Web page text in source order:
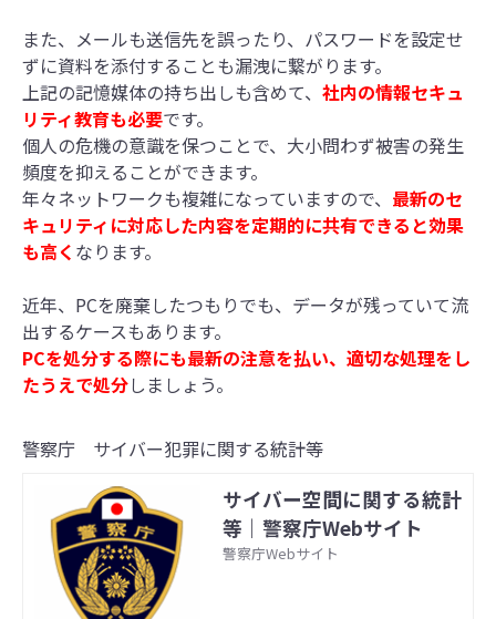
また、メールも送信先を誤ったり、パスワードを設定せ
ずに資料を添付することも漏洩に繋がります。
上記の記憶媒体の持ち出しも含めて、 社内の情報セキュ
リティ教育も必要です。
個人の危機の意識を保つことで、大小問わず被害の発生
頻度を抑えることができます。
年々ネットワークも複雑になっていますので、 最新のセ
キュリティに対応した内容を定期的に共有できると効果
も高く なります。
近年、PCを廃棄したつもりでも、データが残っていて流
出するケースもあります。
PCを処分する際にも最新の注意を払い、適切な処理をし
たうえで処分しましょう。
警察庁 サイバー犯罪に関する統計等
サイバー空間に関する統計
等｜警察庁Webサイト
警察庁Webサイト